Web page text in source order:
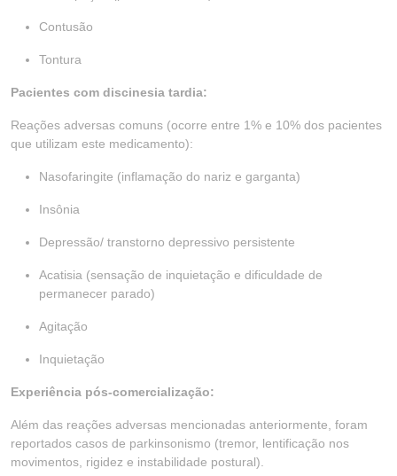
Contusão
Tontura
Pacientes com discinesia tardia:
Reações adversas comuns (ocorre entre 1% e 10% dos pacientes
que utilizam este medicamento):
Nasofaringite (inflamação do nariz e garganta)
Insônia
Depressão/ transtorno depressivo persistente
Acatisia (sensação de inquietação e dificuldade de
permanecer parado)
Agitação
Inquietação
Experiência pós-comercialização:
Além das reações adversas mencionadas anteriormente, foram
reportados casos de parkinsonismo (tremor, lentificação nos
movimentos, rigidez e instabilidade postural).